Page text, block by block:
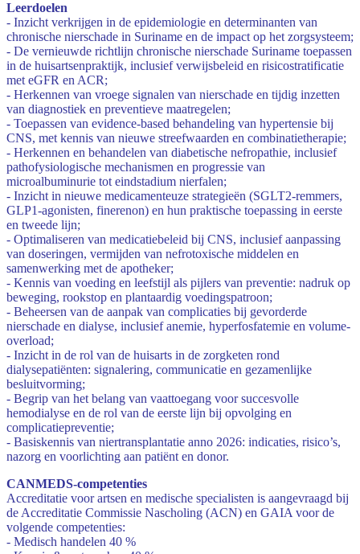
Leerdoelen
- Inzicht verkrijgen in de epidemiologie en determinanten van
chronische nierschade in Suriname en de impact op het zorgsysteem;
- De vernieuwde richtlijn chronische nierschade Suriname toepassen
in de huisartsenpraktijk, inclusief verwijsbeleid en risicostratificatie
met eGFR en ACR;
- Herkennen van vroege signalen van nierschade en tijdig inzetten
van diagnostiek en preventieve maatregelen;
- Toepassen van evidence-based behandeling van hypertensie bij
CNS, met kennis van nieuwe streefwaarden en combinatietherapie;
- Herkennen en behandelen van diabetische nefropathie, inclusief
pathofysiologische mechanismen en progressie van
microalbuminurie tot eindstadium nierfalen;
- Inzicht in nieuwe medicamenteuze strategieën (SGLT2-remmers,
GLP1-agonisten, finerenon) en hun praktische toepassing in eerste
en tweede lijn;
- Optimaliseren van medicatiebeleid bij CNS, inclusief aanpassing
van doseringen, vermijden van nefrotoxische middelen en
samenwerking met de apotheker;
- Kennis van voeding en leefstijl als pijlers van preventie: nadruk op
beweging, rookstop en plantaardig voedingspatroon;
- Beheersen van de aanpak van complicaties bij gevorderde
nierschade en dialyse, inclusief anemie, hyperfosfatemie en volume-
overload;
- Inzicht in de rol van de huisarts in de zorgketen rond
dialysepatiënten: signalering, communicatie en gezamenlijke
besluitvorming;
- Begrip van het belang van vaattoegang voor succesvolle
hemodialyse en de rol van de eerste lijn bij opvolging en
complicatiepreventie;
- Basiskennis van niertransplantatie anno 2026: indicaties, risico’s,
nazorg en voorlichting aan patiënt en donor.
CANMEDS-competenties
Accreditatie voor artsen en medische specialisten is aangevraagd bij
de Accreditatie Commissie Nascholing (ACN) en GAIA voor de
volgende competenties:
- Medisch handelen 40 %